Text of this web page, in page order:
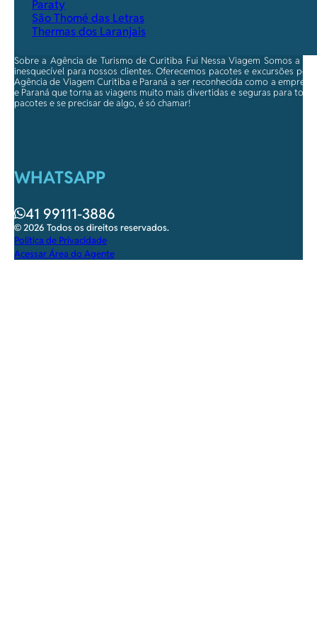
Paraty
São Thomé das Letras
Thermas dos Laranjais
Sobre a Agência de Turismo de Curitiba Fui Nessa Viagem Somos a
inesquecível para nossos clientes. Oferecemos pacotes e excursões
Agência de Viagem Curitiba e Paraná a ser reconhecida como a
e Paraná que torna as viagens muito mais divertidas e seguras para
pacotes e se precisar de algo, é só chamar!
WHATSAPP
41 99111-3886
© 2026 Todos os direitos reservados.
Política de Privacidade
Acessar Área do Agente